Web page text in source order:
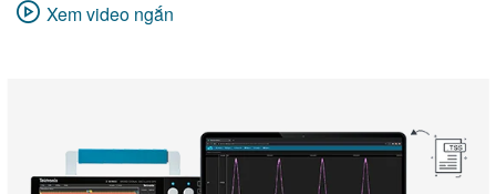
Xem video ngắn